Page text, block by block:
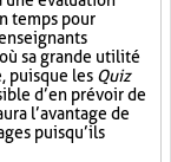
temps pour
sa grande utilité
puisque les Quiz
d’en prévoir de
l’avantage de
puisqu’ils